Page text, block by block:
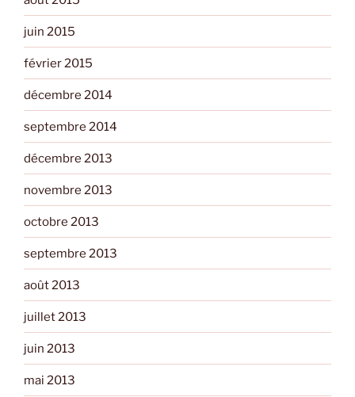
juin 2015
février 2015
décembre 2014
septembre 2014
décembre 2013
novembre 2013
octobre 2013
septembre 2013
août 2013
juillet 2013
juin 2013
mai 2013